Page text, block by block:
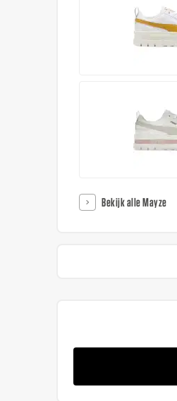
Bekijk alle Mayze